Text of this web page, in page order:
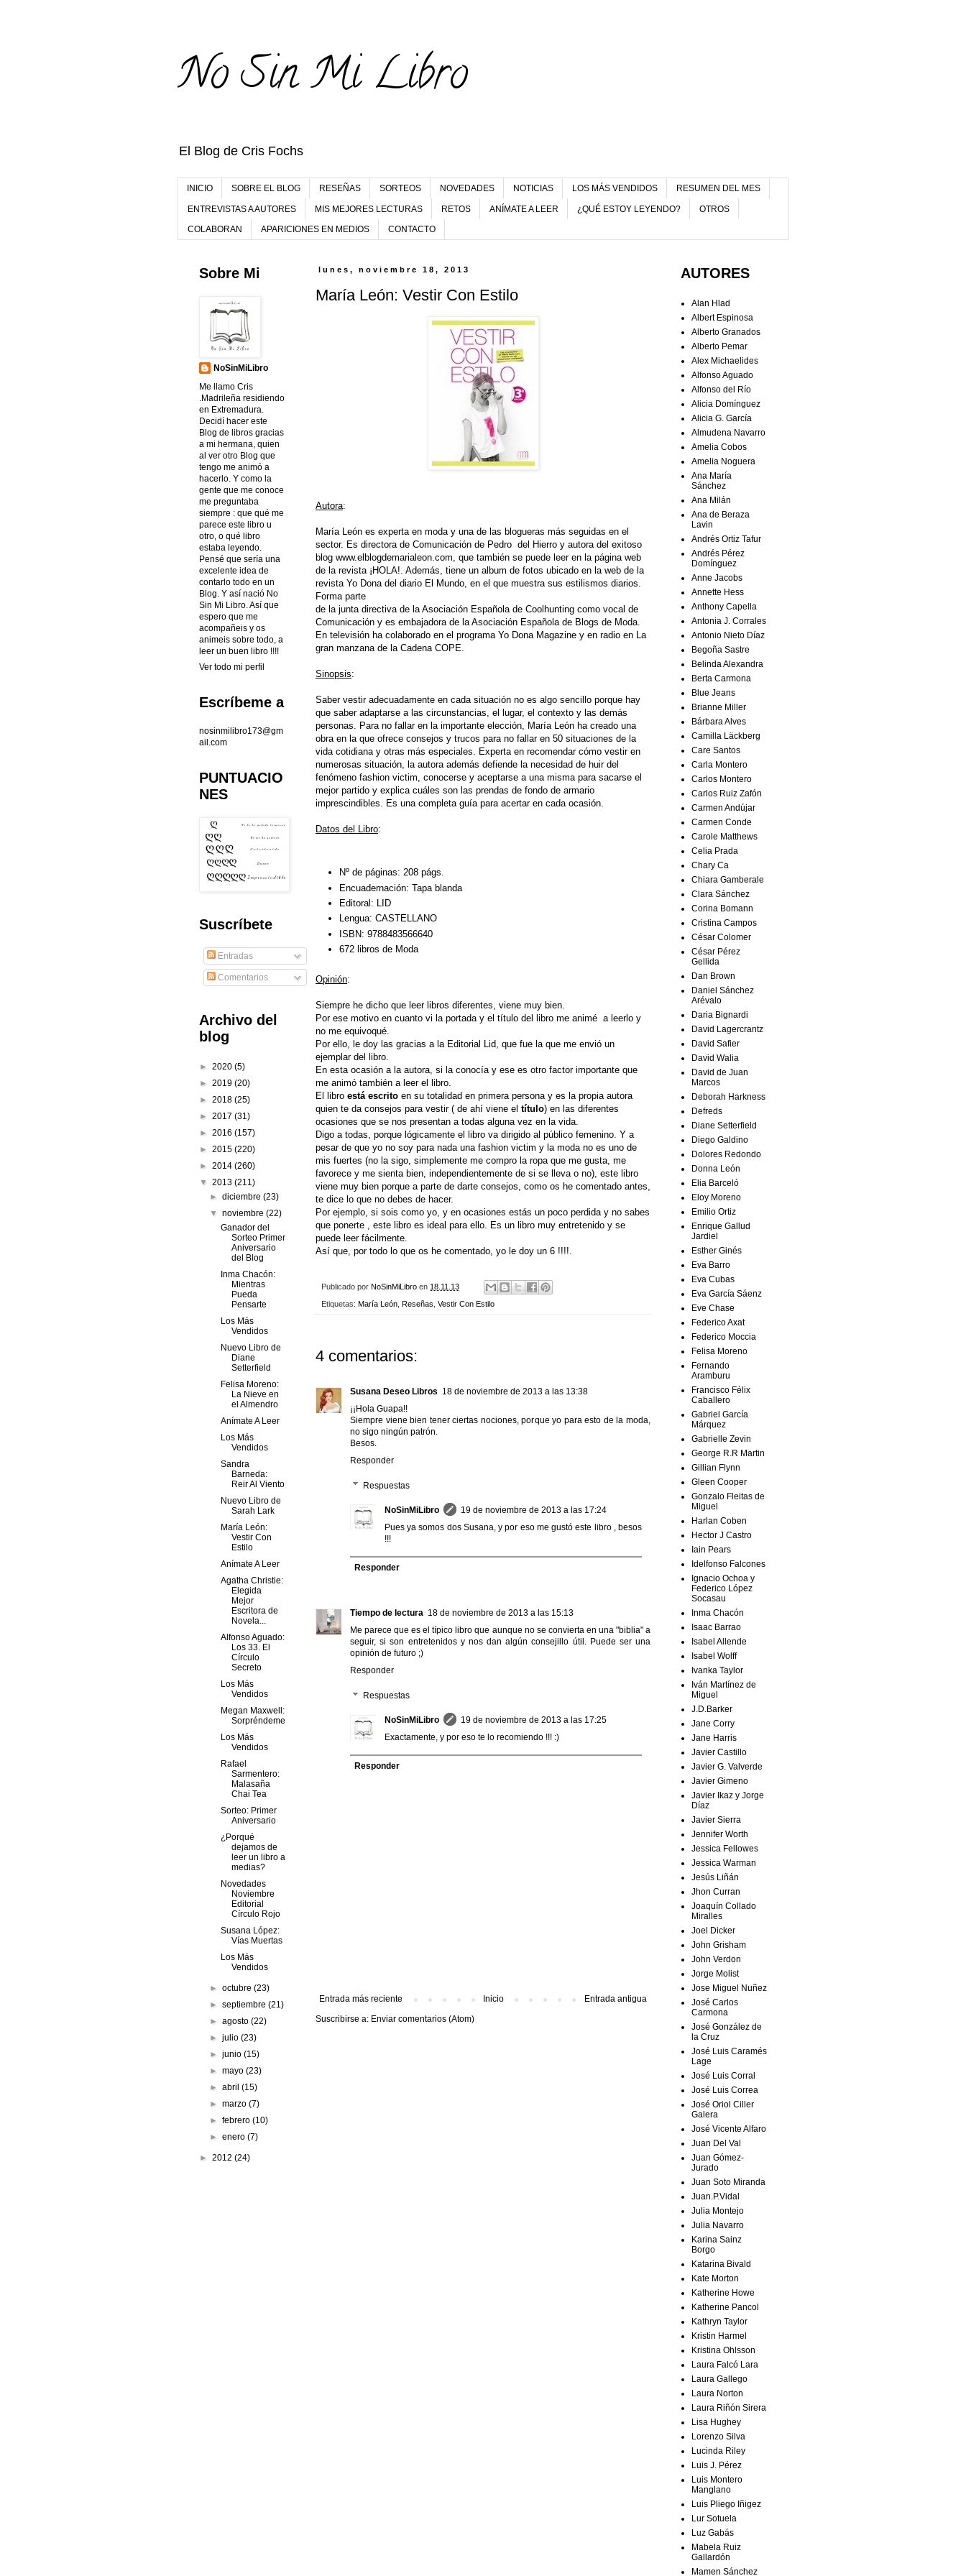
No Sin Mi Libro
El Blog de Cris Fochs
INICIO SOBRE EL BLOG RESEÑAS SORTEOS NOVEDADES NOTICIAS LOS MÁS VENDIDOS RESUMEN DEL MES
ENTREVISTAS A AUTORES MIS MEJORES LECTURAS RETOS ANÍMATE A LEER ¿QUÉ ESTOY LEYENDO? OTROS
COLABORAN APARICIONES EN MEDIOS CONTACTO
lunes, noviembre 18, 2013
María León: Vestir Con Estilo
Autora:
María León es experta en moda y una de las blogueras más seguidas en el
sector. Es directora de Comunicación de Pedro del Hierro y autora del exitoso
blog www.elblogdemarialeon.com , que también se puede leer en la página web
de la revista ¡HOLA!. Además, tiene un album de fotos ubicado en la web de la
revista Yo Dona del diario El Mundo, en el que muestra sus estilismos diarios.
Forma parte
de la junta directiva de la Asociación Española de Coolhunting como vocal de
Comunicación y es embajadora de la Asociación Española de Blogs de Moda.
En televisión ha colaborado en el programa Yo Dona Magazine y en radio en La
gran manzana de la Cadena COPE.
Sinopsis:
Saber vestir adecuadamente en cada situación no es algo sencillo porque hay
que saber adaptarse a las circunstancias, el lugar, el contexto y las demás
personas. Para no fallar en la importante elección, María León ha creado una
obra en la que ofrece consejos y trucos para no fallar en 50 situaciones de la
vida cotidiana y otras más especiales. Experta en recomendar cómo vestir en
numerosas situación, la autora además defiende la necesidad de huir del
fenómeno fashion victim, conocerse y aceptarse a una misma para sacarse el
mejor partido y explica cuáles son las prendas de fondo de armario
imprescindibles. Es una completa guía para acertar en cada ocasión.
Datos del Libro:
Nº de páginas: 208 págs.
Encuadernación: Tapa blanda
Editoral: LID
Lengua: CASTELLANO
ISBN: 9788483566640
672 libros de Moda
Opinión:
Siempre he dicho que leer libros diferentes, viene muy bien.
Por ese motivo en cuanto vi la portada y el título del libro me animé a leerlo y
no me equivoqué.
Por ello, le doy las gracias a la Editorial Lid, que fue la que me envió un
ejemplar del libro.
En esta ocasión a la autora, si la conocía y ese es otro factor importante que
me animó también a leer el libro.
El libro está escrito en su totalidad en primera persona y es la propia autora
quien te da consejos para vestir ( de ahí viene el título) en las diferentes
ocasiones que se nos presentan a todas alguna vez en la vida.
Digo a todas, porque lógicamente el libro va dirigido al público femenino. Y a
pesar de que yo no soy para nada una fashion victim y la moda no es uno de
mis fuertes (no la sigo, simplemente me compro la ropa que me gusta, me
favorece y me sienta bien, independientemente de si se lleva o no), este libro
viene muy bien porque a parte de darte consejos, como os he comentado antes,
te dice lo que no debes de hacer.
Por ejemplo, si sois como yo, y en ocasiones estás un poco perdida y no sabes
que ponerte , este libro es ideal para ello. Es un libro muy entretenido y se
puede leer fácilmente.
Así que, por todo lo que os he comentado, yo le doy un 6 !!!!.
Publicado por NoSinMiLibro en 18.11.13
Etiquetas: María León Reseñas Vestir Con Estilo
4 comentarios:
Susana Deseo Libros 18 de noviembre de 2013 a las 13:38
¡¡Hola Guapa!!
Siempre viene bien tener ciertas nociones, porque yo para esto de la moda,
no sigo ningún patrón.
Besos.
Responder
Respuestas
NoSinMiLibro
19 de noviembre de 2013 a las 17:24
Pues ya somos dos Susana, y por eso me gustó este libro , besos
!!!
Responder
Tiempo de lectura 18 de noviembre de 2013 a las 15:13
Me parece que es el típico libro que aunque no se convierta en una "biblia" a
seguir, si son entretenidos y nos dan algún consejillo útil. Puede ser una
opinión de futuro ;)
Responder
Respuestas
NoSinMiLibro
19 de noviembre de 2013 a las 17:25
Exactamente, y por eso te lo recomiendo !!! :)
Responder
Entrada más reciente Entrada antigua
Inicio
Suscribirse a: Enviar comentarios (Atom)
Sobre Mi
NoSinMiLibro
Me llamo Cris
.Madrileña residiendo
en Extremadura.
Decidí hacer este
Blog de libros gracias
a mi hermana, quien
al ver otro Blog que
tengo me animó a
hacerlo. Y como la
gente que me conoce
me preguntaba
siempre : que qué me
parece este libro u
otro, o qué libro
estaba leyendo.
Pensé que sería una
excelente idea de
contarlo todo en un
Blog. Y así nació No
Sin Mi Libro. Así que
espero que me
acompañeis y os
animeis sobre todo, a
leer un buen libro !!!!
Ver todo mi perfil
Escríbeme a
nosinmilibro173@gm
ail.com
PUNTUACIO
NES
Suscríbete
Entradas
Comentarios
Archivo del
blog
► 2020 (5)
► 2019 (20)
► 2018 (25)
► 2017 (31)
► 2016 (157)
► 2015 (220)
► 2014 (260)
▼ 2013 (211)
►diciembre(23)
▼noviembre(22)
Ganador del
Sorteo Primer
Aniversario
del Blog
Inma Chacón:
Mientras
Pueda
Pensarte
Los Más
Vendidos
Nuevo Libro de
Diane
Setterfield
Felisa Moreno:
La Nieve en
el Almendro
Anímate A Leer
Los Más
Vendidos
Sandra
Barneda:
Reir Al Viento
Nuevo Libro de
Sarah Lark
María León:
Vestir Con
Estilo
Anímate A Leer
Agatha Christie:
Elegida
Mejor
Escritora de
Novela...
Alfonso Aguado:
Los 33. El
Círculo
Secreto
Los Más
Vendidos
Megan Maxwell:
Sorpréndeme
Los Más
Vendidos
Rafael
Sarmentero:
Malasaña
Chai Tea
Sorteo: Primer
Aniversario
¿Porqué
dejamos de
leer un libro a
medias?
Novedades
Noviembre
Editorial
Círculo Rojo
Susana López:
Vías Muertas
Los Más
Vendidos
►octubre(23)
►septiembre(21)
►agosto(22)
►julio(23)
►junio(15)
►mayo(23)
►abril(15)
►marzo(7)
►febrero(10)
►enero(7)
► 2012 (24)
AUTORES
Alan Hlad
Albert Espinosa
Alberto Granados
Alberto Pemar
Alex Michaelides
Alfonso Aguado
Alfonso del Río
Alicia Domínguez
Alicia G. García
Almudena Navarro
Amelia Cobos
Amelia Noguera
Ana María
Sánchez
Ana Milán
Ana de Beraza
Lavin
Andrés Ortiz Tafur
Andrés Pérez
Domínguez
Anne Jacobs
Annette Hess
Anthony Capella
Antonia J. Corrales
Antonio Nieto Díaz
Begoña Sastre
Belinda Alexandra
Berta Carmona
Blue Jeans
Brianne Miller
Bárbara Alves
Camilla Läckberg
Care Santos
Carla Montero
Carlos Montero
Carlos Ruiz Zafón
Carmen Andújar
Carmen Conde
Carole Matthews
Celia Prada
Chary Ca
Chiara Gamberale
Clara Sánchez
Corina Bomann
Cristina Campos
César Colomer
César Pérez
Gellida
Dan Brown
Daniel Sánchez
Arévalo
Daria Bignardi
David Lagercrantz
David Safier
David Walia
David de Juan
Marcos
Deborah Harkness
Defreds
Diane Setterfield
Diego Galdino
Dolores Redondo
Donna León
Elia Barceló
Eloy Moreno
Emilio Ortiz
Enrique Gallud
Jardiel
Esther Ginés
Eva Barro
Eva Cubas
Eva García Sáenz
Eve Chase
Federico Axat
Federico Moccia
Felisa Moreno
Fernando
Aramburu
Francisco Félix
Caballero
Gabriel García
Márquez
Gabrielle Zevin
George R.R Martin
Gillian Flynn
Gleen Cooper
Gonzalo Fleitas de
Miguel
Harlan Coben
Hector J Castro
Iain Pears
Idelfonso Falcones
Ignacio Ochoa y
Federico López
Socasau
Inma Chacón
Isaac Barrao
Isabel Allende
Isabel Wolff
Ivanka Taylor
Iván Martínez de
Miguel
J.D.Barker
Jane Corry
Jane Harris
Javier Castillo
Javier G. Valverde
Javier Gimeno
Javier Ikaz y Jorge
Díaz
Javier Sierra
Jennifer Worth
Jessica Fellowes
Jessica Warman
Jesús Liñán
Jhon Curran
Joaquín Collado
Miralles
Joel Dicker
John Grisham
John Verdon
Jorge Molist
Jose Miguel Nuñez
José Carlos
Carmona
José González de
la Cruz
José Luis Caramés
Lage
José Luis Corral
José Luis Correa
José Oriol Ciller
Galera
José Vicente Alfaro
Juan Del Val
Juan Gómez-
Jurado
Juan Soto Miranda
Juan.P.Vidal
Julia Montejo
Julia Navarro
Karina Sainz
Borgo
Katarina Bivald
Kate Morton
Katherine Howe
Katherine Pancol
Kathryn Taylor
Kristin Harmel
Kristina Ohlsson
Laura Falcó Lara
Laura Gallego
Laura Norton
Laura Riñón Sirera
Lisa Hughey
Lorenzo Silva
Lucinda Riley
Luis J. Pérez
Luis Montero
Manglano
Luis Pliego Iñigez
Lur Sotuela
Luz Gabás
Mabela Ruiz
Gallardón
Mamen Sánchez